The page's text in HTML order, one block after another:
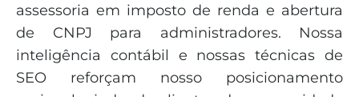
assessoria em imposto de renda e abertura
de CNPJ para administradores. Nossa
inteligência contábil e nossas técnicas de
SEO reforçam nosso posicionamento